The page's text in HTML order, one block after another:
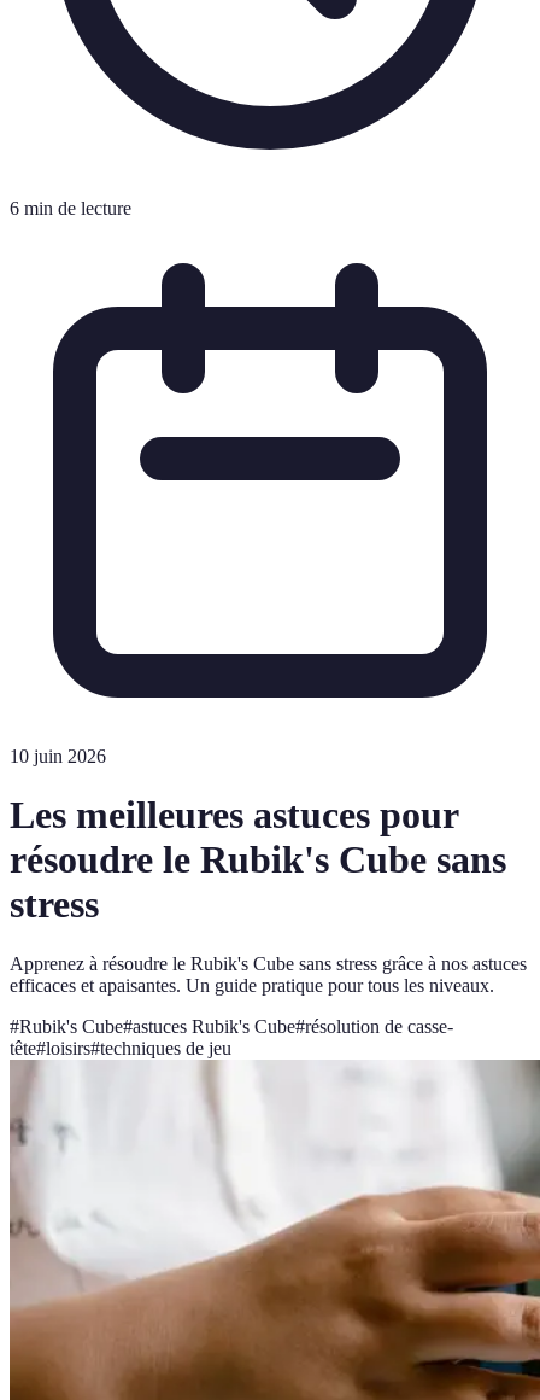
6 min de lecture
10 juin 2026
Les meilleures astuces pour
résoudre le Rubik's Cube sans
stress
Apprenez à résoudre le Rubik's Cube sans stress grâce à nos astuces
efficaces et apaisantes. Un guide pratique pour tous les niveaux.
#Rubik's Cube#astuces Rubik's Cube#résolution de casse-
tête#loisirs#techniques de jeu